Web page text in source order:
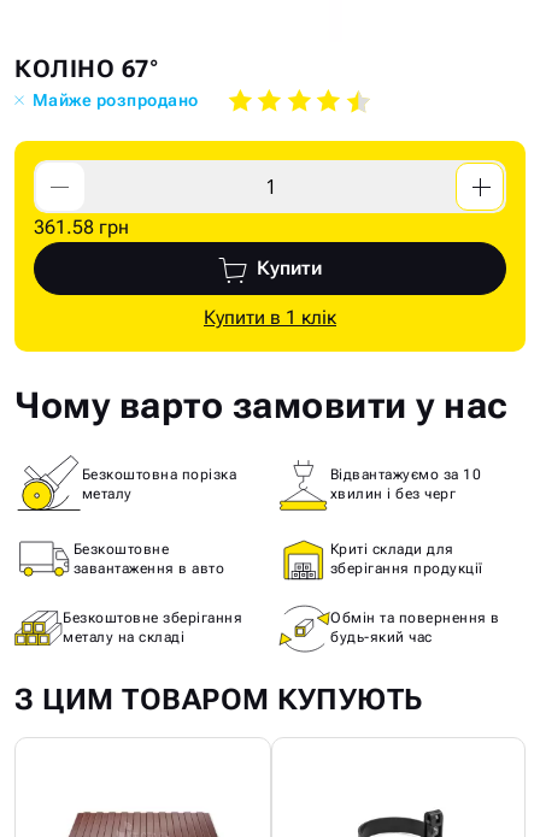
Skip
to
the
end
the
images
gallery
Skip
to
the
beginning
the
images
gallery
КОЛІНО 67°
Майже розпродано
361.58 грн
Купити
Купити в 1 клік
Чому варто замовити у нас
Безкоштовна порізка
металу
Відвантажуємо за 10
хвилин і без черг
Безкоштовне
завантаження в авто
Криті склади для
зберігання продукції
Безкоштовне зберігання
металу на складі
Обмін та повернення в
будь-який час
З ЦИМ ТОВАРОМ КУПУЮТЬ